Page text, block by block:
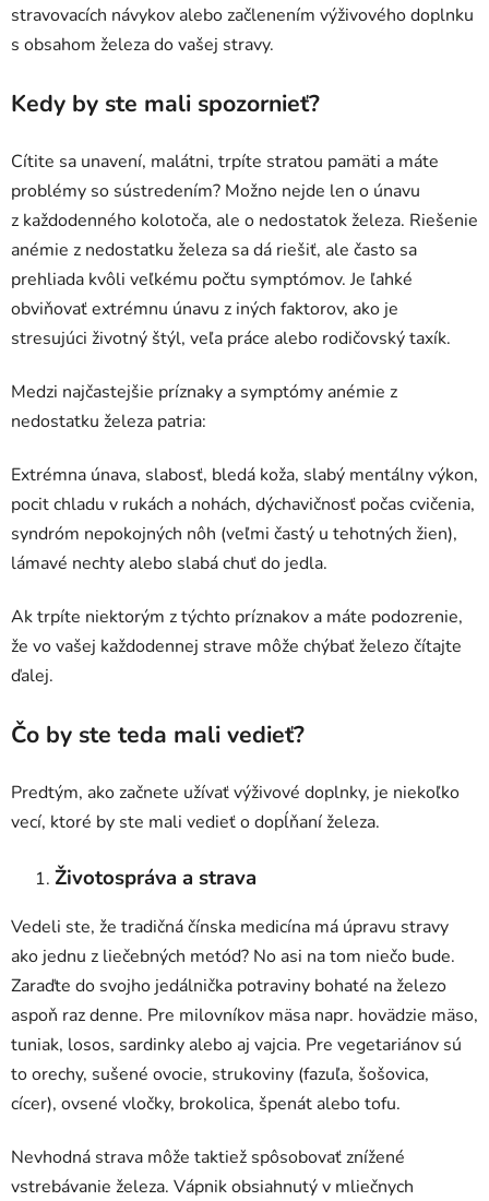
stravovacích návykov alebo začlenením výživového doplnku
s obsahom železa do vašej stravy.
Kedy by ste mali spozornieť?
Cítite sa unavení, malátni, trpíte stratou pamäti a máte
problémy so sústredením? Možno nejde len o únavu
z každodenného kolotoča, ale o nedostatok železa. Riešenie
anémie z nedostatku železa sa dá riešiť, ale často sa
prehliada kvôli veľkému počtu symptómov. Je ľahké
obviňovať extrémnu únavu z iných faktorov, ako je
stresujúci životný štýl, veľa práce alebo rodičovský taxík.
Medzi najčastejšie príznaky a symptómy anémie z
nedostatku železa patria:
Extrémna únava, slabosť, bledá koža, slabý mentálny výkon,
pocit chladu v rukách a nohách, dýchavičnosť počas cvičenia,
syndróm nepokojných nôh (veľmi častý u tehotných žien),
lámavé nechty alebo slabá chuť do jedla.
Ak trpíte niektorým z týchto príznakov a máte podozrenie,
že vo vašej každodennej strave môže chýbať železo čítajte
ďalej.
Čo by ste teda mali vedieť?
Predtým, ako začnete užívať výživové doplnky, je niekoľko
vecí, ktoré by ste mali vedieť o dopĺňaní železa.
Životospráva a strava
Vedeli ste, že tradičná čínska medicína má úpravu stravy
ako jednu z liečebných metód? No asi na tom niečo bude.
Zaraďte do svojho jedálnička potraviny bohaté na železo
aspoň raz denne. Pre milovníkov mäsa napr. hovädzie mäso,
tuniak, losos, sardinky alebo aj vajcia. Pre vegetariánov sú
to orechy, sušené ovocie, strukoviny (fazuľa, šošovica,
cícer), ovsené vločky, brokolica, špenát alebo tofu.
Nevhodná strava môže taktiež spôsobovať znížené
vstrebávanie železa. Vápnik obsiahnutý v mliečnych